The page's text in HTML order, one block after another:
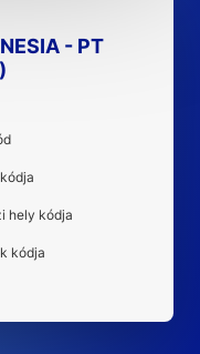
- PT
hely kódja
kódja